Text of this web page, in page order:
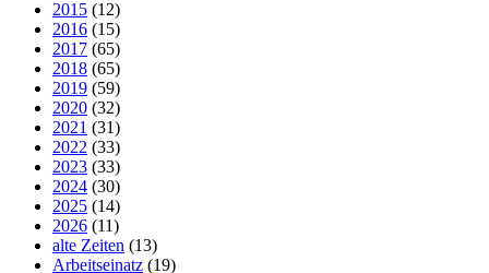
2015 (12)
2016 (15)
2017 (65)
2018 (65)
2019 (59)
2020 (32)
2021 (31)
2022 (33)
2023 (33)
2024 (30)
2025 (14)
2026 (11)
alte Zeiten (13)
Arbeitseinatz (19)